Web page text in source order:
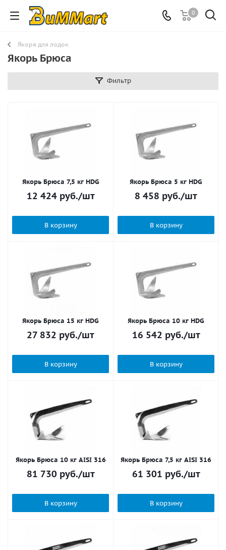
0
Якоря для лодок
Якорь Брюса
Фильтр
Якорь Брюса 7,5 кг HDG
12 424руб./шт
В корзину
Якорь Брюса 5 кг HDG
8 458 руб./шт
В корзину
Якорь Брюса 15 кг HDG
27 832 руб./шт
В корзину
Якорь Брюса 10 кг HDG
16 542 руб./шт
В корзину
Якорь Брюса 10 кг AISI 316
81 730 руб./шт
В корзину
Якорь Брюса 7,5 кг AISI 316
61 301 руб./шт
В корзину